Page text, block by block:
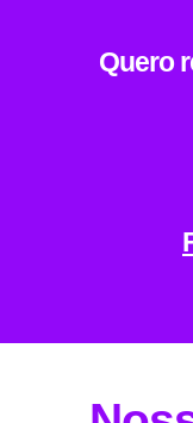
Quero